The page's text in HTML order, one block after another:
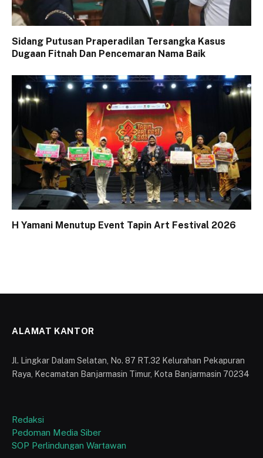
Sidang Putusan Praperadilan Tersangka Kasus
Dugaan Fitnah Dan Pencemaran Nama Baik
H Yamani Menutup Event Tapin Art Festival 2026
ALAMAT KANTOR
Jl. Lingkar Dalam Selatan, No. 87 RT.32 Kelurahan Pekapuran
Raya, Kecamatan Banjarmasin Timur, Kota Banjarmasin 70234
Redaksi
Pedoman Media Siber
SOP Perlindungan Wartawan